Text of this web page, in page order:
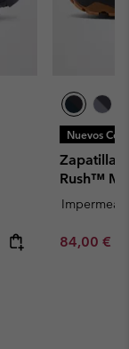
Nuevos
Zapatillas
Rush™
Minimum
84,00 €